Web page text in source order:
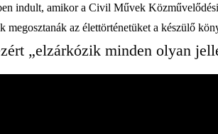
indult, amikor a Civil Művek
megosztanák az élettörténetüket a készülő
„elzárkózik minden olyan